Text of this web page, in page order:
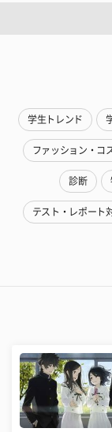
学生トレンド
ファッション・コ
診断
テスト・レポート